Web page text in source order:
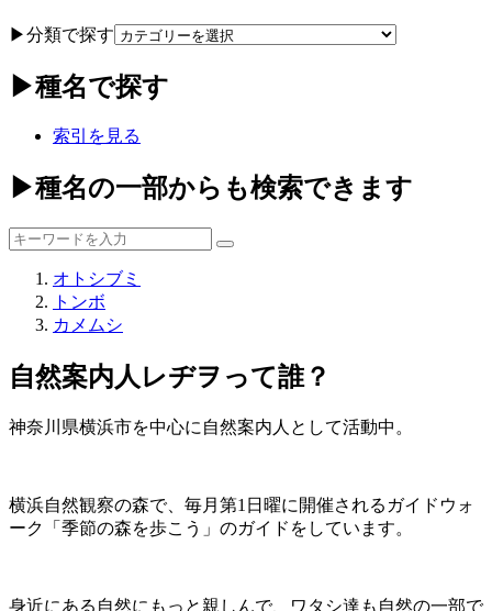
▶分類で探す
▶種名で探す
索引を見る
▶種名の一部からも検索できます
オトシブミ
トンボ
カメムシ
自然案内人レヂヲって誰？
神奈川県横浜市を中心に自然案内人として活動中。
横浜自然観察の森で、毎月第1日曜に開催されるガイドウォ
ーク「季節の森を歩こう」のガイドをしています。
身近にある自然にもっと親しんで、ワタシ達も自然の一部で